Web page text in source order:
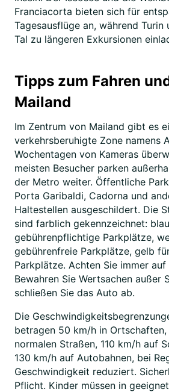
Franciacorta bieten sich für
Tagesausflüge an, während Turin
Tal zu längeren Exkursionen
Tipps zum Fahren
Mailand
Im Zentrum von Mailand gibt es
verkehrsberuhigte Zone namens
Wochentagen von Kameras
meisten Besucher parken
der Metro weiter. Öffentliche
Porta Garibaldi, Cadorna und
Haltestellen ausgeschildert. Die
sind farblich gekennzeichnet:
gebührenpflichtige Parkplätze,
gebührenfreie Parkplätze, gelb
Parkplätze. Achten Sie immer auf
Bewahren Sie Wertsachen außer
schließen Sie das Auto ab.
Die
betragen 50 km/h in
normalen Straßen, 110 km/h auf
130 km/h auf Autobahnen, bei
Geschwindigkeit reduziert.
Pflicht. Kinder müssen in